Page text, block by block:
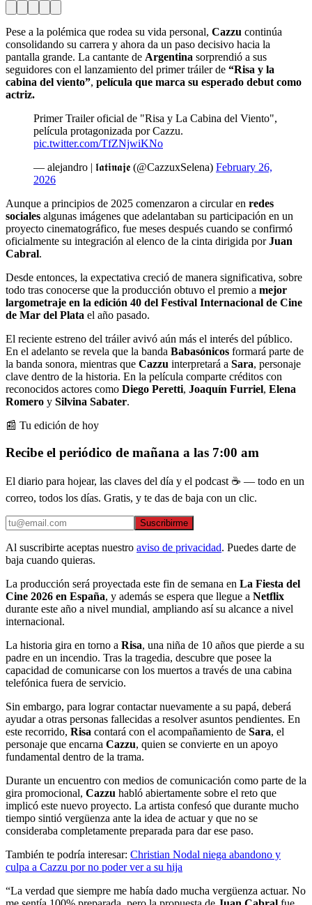
Pese a la polémica que rodea su vida personal, Cazzu continúa
consolidando su carrera y ahora da un paso decisivo hacia la
pantalla grande. La cantante de Argentina sorprendió a sus
seguidores con el lanzamiento del primer tráiler de “Risa y la
cabina del viento”, película que marca su esperado debut como
actriz.
Primer Trailer oficial de "Risa y La Cabina del Viento",
película protagonizada por Cazzu.
pic.twitter.com/TfZNjwiKNo
— alejandro | 𝖑𝖆𝖙𝖎𝖓𝖆𝖏𝖊 (@CazzuxSelena) February 26,
2026
Aunque a principios de 2025 comenzaron a circular en redes
sociales algunas imágenes que adelantaban su participación en un
proyecto cinematográfico, fue meses después cuando se confirmó
oficialmente su integración al elenco de la cinta dirigida porJuan
Cabral.
Desde entonces, la expectativa creció de manera significativa, sobre
todo tras conocerse que la producción obtuvo el premio a mejor
largometraje en la edición 40 del Festival Internacional de Cine
de Mar del Plata el año pasado.
El reciente estreno del tráiler avivó aún más el interés del público.
En el adelanto se revela que la banda Babasónicos formará parte de
la banda sonora, mientras que Cazzu interpretará a Sara, personaje
clave dentro de la historia. En la película comparte créditos con
reconocidos actores como Diego Peretti, Joaquín Furriel, Elena
Romero y Silvina Sabater.
📰 Tu edición de hoy
Recibe el periódico de mañana a las 7:00 am
El diario para hojear, las claves del día y el podcast ☕ — todo en un
correo, todos los días. Gratis, y te das de baja con un clic.
Suscribirme
Al suscribirte aceptas nuestro aviso de privacidad. Puedes darte de
baja cuando quieras.
La producción será proyectada este fin de semana en La Fiesta del
Cine 2026 en España, y además se espera que llegue a Netflix
durante este año a nivel mundial, ampliando así su alcance a nivel
internacional.
La historia gira en torno a Risa, una niña de 10 años que pierde a su
padre en un incendio. Tras la tragedia, descubre que posee la
capacidad de comunicarse con los muertos a través de una cabina
telefónica fuera de servicio.
Sin embargo, para lograr contactar nuevamente a su papá, deberá
ayudar a otras personas fallecidas a resolver asuntos pendientes. En
este recorrido, Risa contará con el acompañamiento de Sara, el
personaje que encarna Cazzu, quien se convierte en un apoyo
fundamental dentro de la trama.
Durante un encuentro con medios de comunicación como parte de la
gira promocional, Cazzu habló abiertamente sobre el reto que
implicó este nuevo proyecto. La artista confesó que durante mucho
tiempo sintió vergüenza ante la idea de actuar y que no se
consideraba completamente preparada para dar ese paso.
También te podría interesar: Christian Nodal niega abandono y
culpa a Cazzu por no poder ver a su hija
“La verdad que siempre me había dado mucha vergüenza actuar. No